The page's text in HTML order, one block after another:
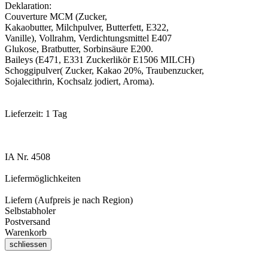
Deklaration:
Couverture MCM (Zucker,
Kakaobutter, Milchpulver, Butterfett, E322,
Vanille), Vollrahm, Verdichtungsmittel E407
Glukose, Bratbutter, Sorbinsäure E200.
Baileys (E471, E331 Zuckerlikör E1506 MILCH)
Schoggipulver( Zucker, Kakao 20%, Traubenzucker,
Sojalecithrin, Kochsalz jodiert, Aroma).
Lieferzeit: 1 Tag
IA Nr. 4508
Liefermöglichkeiten
Liefern (Aufpreis je nach Region)
Selbstabholer
Postversand
Warenkorb